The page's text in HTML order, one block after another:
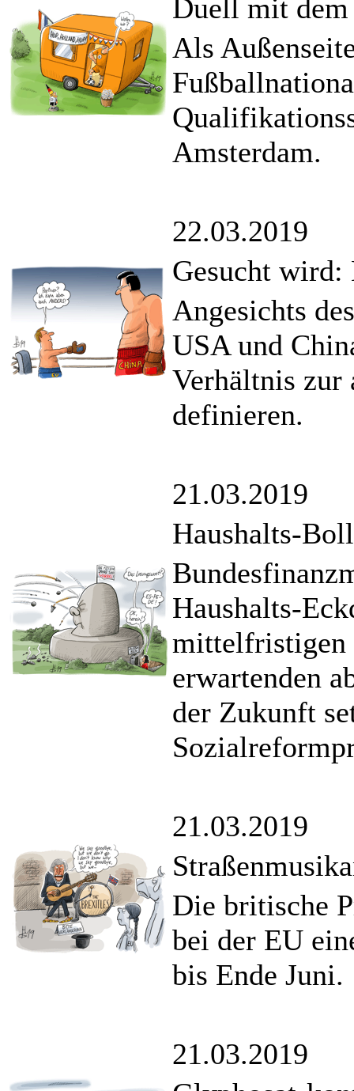
Duell mit
Als
Amsterdam.
22.03.2019
Gesucht wird:
Angesichts
USA und
Verhältnis zur
definieren.
21.03.2019
Haushalts-
Haushalts-
mittelfristigen
erwartenden
der Zukunft
21.03.2019
Die britische
bei der EU
bis Ende Juni.
21.03.2019